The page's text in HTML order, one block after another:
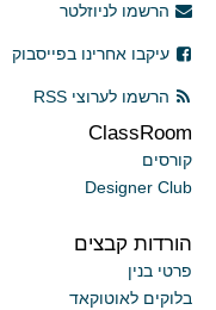
הרשמו לניוזלטר
עיקבו אחרינו בפייסבוק
הרשמו לערוצי RSS
ClassRoom
קורסים
Designer Club
הורדות קבצים
פרטי בנין
בלוקים לאוטוקאד